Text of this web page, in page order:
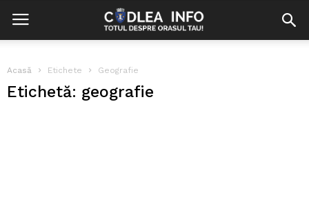
Acasă Etichete Geografie
Etichetă: geografie